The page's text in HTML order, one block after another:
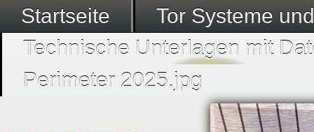
Startseite
Tor Systeme
Technische Unterlagen mit
Perimeter 2025.jpg